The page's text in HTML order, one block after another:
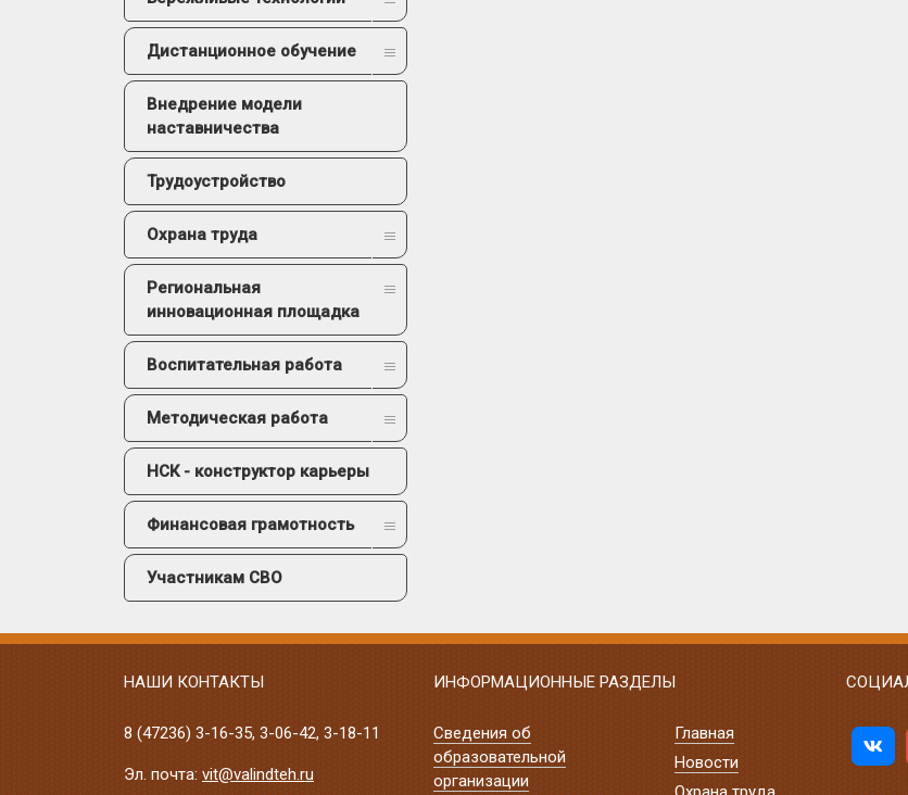
Дистанционное обучение
Внедрение модели
наставничества
Трудоустройство
Охрана труда
Региональная
инновационная площадка
Воспитательная работа
Методическая работа
НСК - конструктор карьеры
Финансовая грамотность
Участникам СВО
НАШИ КОНТАКТЫ
8 (47236) 3-16-35, 3-06-42, 3-18-11
Эл. почта: vit@valindteh.ru
ИНФОРМАЦИОННЫЕ РАЗДЕЛЫ
Сведения об
образовательной
организации
Главная
Новости